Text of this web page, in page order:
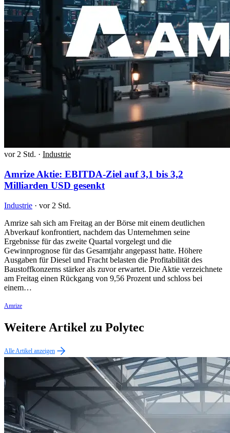
vor 2 Std. · Industrie
Amrize Aktie: EBITDA-Ziel auf 3,1 bis 3,2
Milliarden USD gesenkt
Industrie · vor 2 Std.
Amrize sah sich am Freitag an der Börse mit einem deutlichen
Abverkauf konfrontiert, nachdem das Unternehmen seine
Ergebnisse für das zweite Quartal vorgelegt und die
Gewinnprognose für das Gesamtjahr angepasst hatte. Höhere
Ausgaben für Diesel und Fracht belasten die Profitabilität des
Baustoffkonzerns stärker als zuvor erwartet. Die Aktie verzeichnete
am Freitag einen Rückgang von 9,56 Prozent und schloss bei
einem…
Amrize
Weitere Artikel zu Polytec
Alle Artikel anzeigen